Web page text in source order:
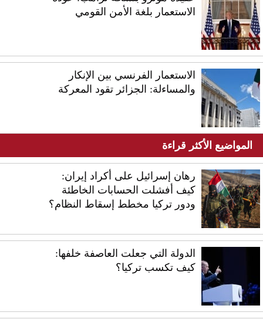
الاستعمار بلغة الأمن القومي
الاستعمار الفرنسي بين الإنكار
والمساءلة: الجزائر تقود المعركة
المواضيع الأكثر قراءة
رهان إسرائيل على أكراد إيران:
كيف أفشلت الحسابات الخاطئة
ودور تركيا مخطط إسقاط النظام؟
الدولة التي جعلت العاصفة خلفها:
كيف تكسب تركيا؟